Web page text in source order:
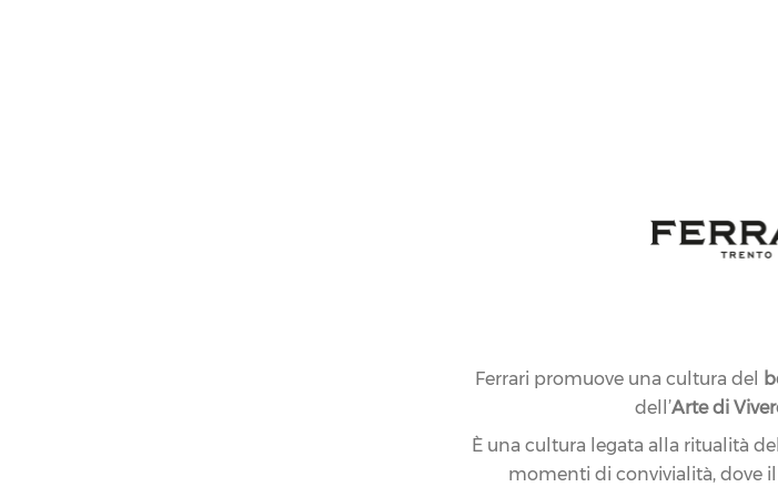
Ferrari promuove una cultura del
dell’Arte di
È una cultura legata alla ritualità
momenti di convivialità, dove il